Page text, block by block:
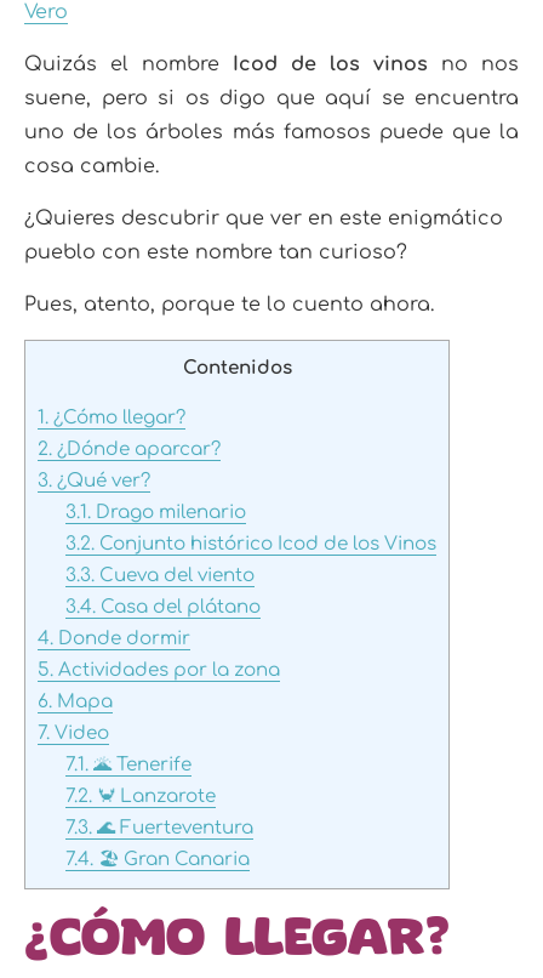
Vero
Quizás el nombre Icod de los vinos no nos
suene, pero si os digo que aquí se encuentra
uno de los árboles más famosos puede que la
cosa cambie.
¿Quieres descubrir que ver en este enigmático
pueblo con este nombre tan curioso?
Pues, atento, porque te lo cuento ahora.
Contenidos
1. ¿Cómo llegar?
2. ¿Dónde aparcar?
3. ¿Qué ver?
3.1.Drago milenario
3.2.Conjunto histórico Icod de los Vinos
3.3.Cueva del viento
3.4.Casa del plátano
4. Donde dormir
5. Actividades por la zona
6. Mapa
7. Video
7.1.🌋 Tenerife
7.2.🦀 Lanzarote
7.3.🌊 Fuerteventura
7.4.🏖️ Gran Canaria
¿Cómo llegar?